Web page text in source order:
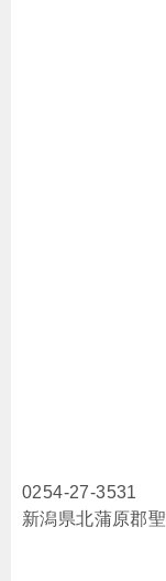
0254-27-3531
新潟県北蒲原郡